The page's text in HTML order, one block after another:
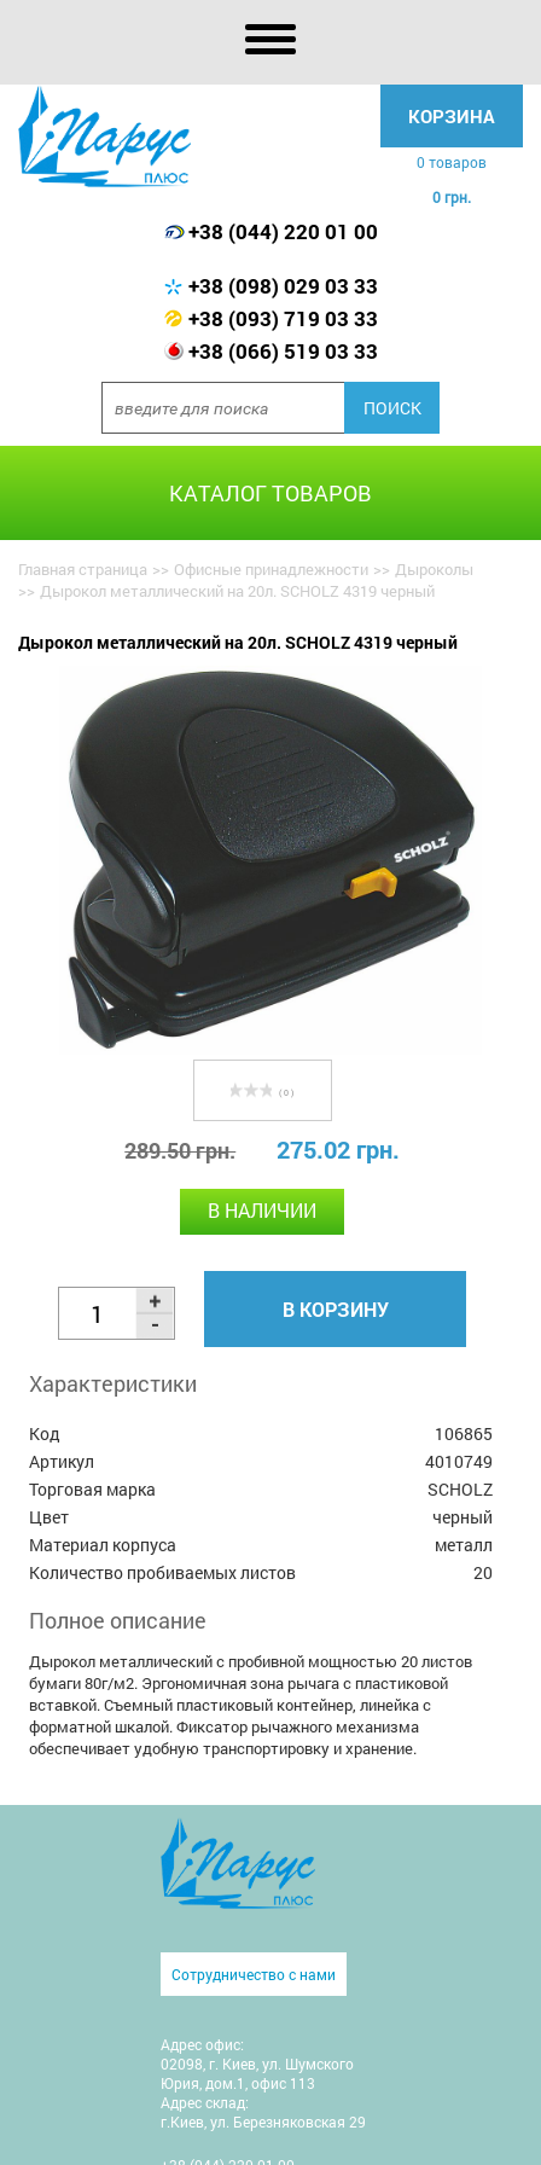
КОРЗИНА
0 товаров
0 грн.
+38 (044) 220 01 00
+38 (098) 029 03 33
+38 (093) 719 03 33
+38 (066) 519 03 33
КАТАЛОГ ТОВАРОВ
Главная страница >> Офисные принадлежности >> Дыроколы
>> Дырокол металлический на 20л. SCHOLZ 4319 черный
Дырокол металлический на 20л. SCHOLZ 4319 черный
( 0 )
289.50 грн. 275.02 грн.
В НАЛИЧИИ
В КОРЗИНУ
Характеристики
Код
106865
Артикул
4010749
Торговая марка
SCHOLZ
Цвет
черный
Материал корпуса
металл
Количество пробиваемых листов
20
Полное описание
Дырокол металлический с пробивной мощностью 20 листов
бумаги 80г/м2. Эргономичная зона рычага с пластиковой
вставкой. Съемный пластиковый контейнер, линейка с
форматной шкалой. Фиксатор рычажного механизма
обеспечивает удобную транспортировку и хранение.
Сотрудничество с нами
Адрес офис:
02098, г. Киев, ул. Шумского
Юрия, дом.1, офис 113
Адрес склад:
г.Киев, ул. Березняковская 29